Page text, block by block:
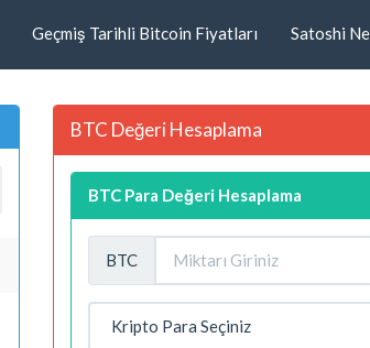
Geçmiş Tarihli Bitcoin Fiyatları Satoshi
BTC Değeri Hesaplama
BTC Para Değeri Hesaplama
BTC